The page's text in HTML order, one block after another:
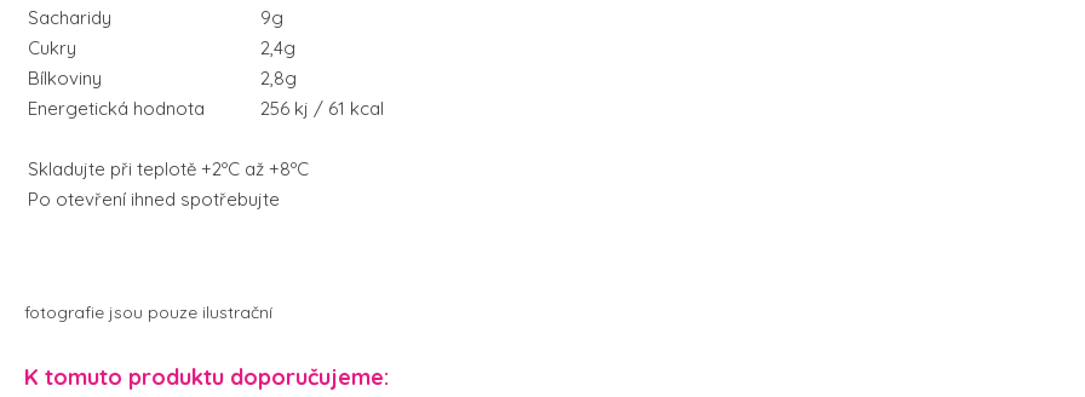
Sacharidy
9g
Cukry
2,4g
Bílkoviny
2,8g
Energetická hodnota
256 kj / 61 kcal
Skladujte při teplotě +2ºC až +8ºC
Po otevření ihned spotřebujte
fotografie jsou pouze ilustrační
K tomuto produktu doporučujeme: